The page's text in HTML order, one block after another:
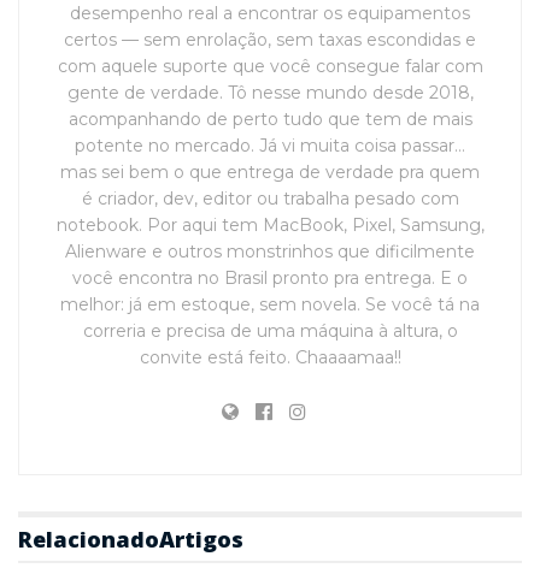
desempenho real a encontrar os equipamentos
certos — sem enrolação, sem taxas escondidas e
com aquele suporte que você consegue falar com
gente de verdade. Tô nesse mundo desde 2018,
acompanhando de perto tudo que tem de mais
potente no mercado. Já vi muita coisa passar…
mas sei bem o que entrega de verdade pra quem
é criador, dev, editor ou trabalha pesado com
notebook. Por aqui tem MacBook, Pixel, Samsung,
Alienware e outros monstrinhos que dificilmente
você encontra no Brasil pronto pra entrega. E o
melhor: já em estoque, sem novela. Se você tá na
correria e precisa de uma máquina à altura, o
convite está feito. Chaaaamaa!!
RelacionadoArtigos